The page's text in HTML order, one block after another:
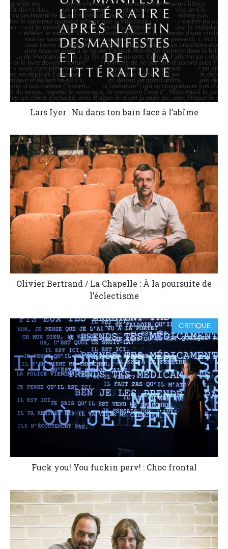
Lars Iyer : Nu dans ton bain face à l’abîme
Olivier Bertrand / La Chapelle : À la poursuite de
l’éclectisme
CRITIQUE
Fuck you! You fuckin perv! : Choc frontal